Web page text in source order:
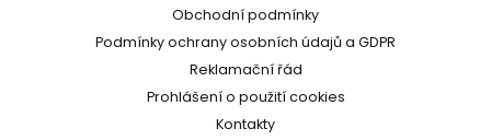
Obchodní podmínky
Podmínky ochrany osobních údajů a GDPR
Reklamační řád
Prohlášení o použití cookies
Kontakty